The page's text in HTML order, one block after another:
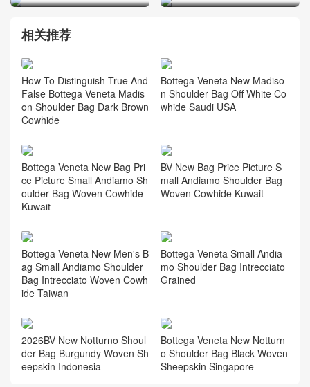
相关推荐
How To Distinguish True And
False Bottega Veneta Madis
on Shoulder Bag Dark Brown
Cowhide
Bottega Veneta New Madiso
n Shoulder Bag Off White Co
whide Saudi USA
Bottega Veneta New Bag Pri
ce Picture Small Andiamo Sh
oulder Bag Woven Cowhide
Kuwait
BV New Bag Price Picture S
mall Andiamo Shoulder Bag
Woven Cowhide Kuwait
Bottega Veneta New Men's B
ag Small Andiamo Shoulder
Bag Intrecciato Woven Cowh
ide Taiwan
Bottega Veneta Small Andia
mo Shoulder Bag Intrecciato
Grained
2026BV New Notturno Shoul
der Bag Burgundy Woven Sh
eepskin Indonesia
Bottega Veneta New Notturn
o Shoulder Bag Black Woven
Sheepskin Singapore